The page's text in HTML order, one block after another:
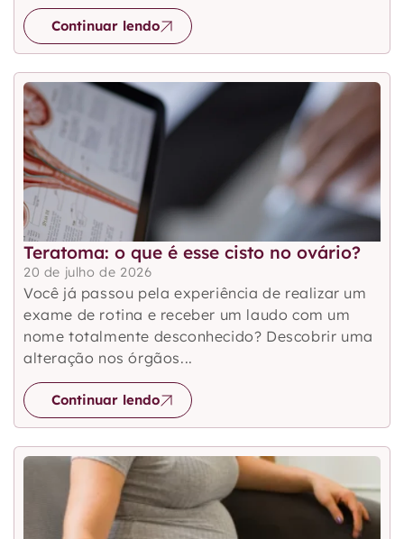
Continuar lendo
Teratoma: o que é esse cisto no ovário?
20 de julho de 2026
Você já passou pela experiência de realizar um
exame de rotina e receber um laudo com um
nome totalmente desconhecido? Descobrir uma
alteração nos órgãos...
Continuar lendo